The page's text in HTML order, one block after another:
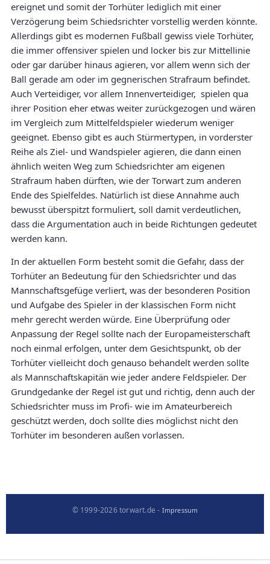
ereignet und somit der Torhüter lediglich mit einer
Verzögerung beim Schiedsrichter vorstellig werden könnte.
Allerdings gibt es modernen Fußball gewiss viele Torhüter,
die immer offensiver spielen und locker bis zur Mittellinie
oder gar darüber hinaus agieren, vor allem wenn sich der
Ball gerade am oder im gegnerischen Strafraum befindet.
Auch Verteidiger, vor allem Innenverteidiger, spielen qua
ihrer Position eher etwas weiter zurückgezogen und wären
im Vergleich zum Mittelfeldspieler wiederum weniger
geeignet. Ebenso gibt es auch Stürmertypen, in vorderster
Reihe als Ziel- und Wandspieler agieren, die dann einen
ähnlich weiten Weg zum Schiedsrichter am eigenen
Strafraum haben dürften, wie der Torwart zum anderen
Ende des Spielfeldes. Natürlich ist diese Annahme auch
bewusst überspitzt formuliert, soll damit verdeutlichen,
dass die Argumentation auch in beide Richtungen gedeutet
werden kann.
In der aktuellen Form besteht somit die Gefahr, dass der
Torhüter an Bedeutung für den Schiedsrichter und das
Mannschaftsgefüge verliert, was der besonderen Position
und Aufgabe des Spieler in der klassischen Form nicht
mehr gerecht werden würde. Eine Überprüfung oder
Anpassung der Regel sollte nach der Europameisterschaft
noch einmal erfolgen, unter dem Gesichtspunkt, ob der
Torhüter vielleicht doch genauso behandelt werden sollte
als Mannschaftskapitän wie jeder andere Feldspieler. Der
Grundgedanke der Regel ist gut und richtig, denn auch der
Schiedsrichter muss im Profi- wie im Amateurbereich
geschützt werden, doch sollte dies möglichst nicht den
Torhüter im besonderen außen vorlassen.
© 1999-2026 torwart.de - Impressum